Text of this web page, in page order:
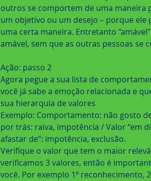
outros se comportem de uma maneira
um objetivo ou um desejo – porque
uma certa maneira. Entretanto
amável, sem que as outras pessoas
Ação: passo 2
Agora pegue a sua lista de
você já sabe a emoção relacionada e
sua hierarquia de valores
Exemplo: Comportamento: não gosto
por trás: raiva, impotência / Valor “em
afastar de”: impotência, exclusão.
Verifique o valor que tem o maior
verificamos 3 valores, então é
você. Por exemplo 1º reconhecimento,